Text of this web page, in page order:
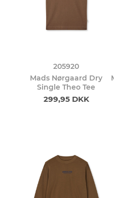
205920
Mads Nørgaard Dry
Single Theo Tee
299,95 DKK